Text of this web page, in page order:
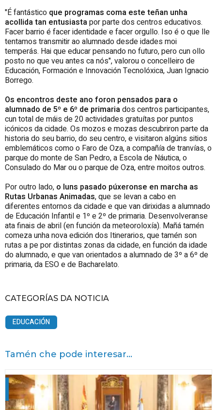
"É fantástico que programas coma este teñan unha
acollida tan entusiastapor parte dos centros educativos.
Facer barrio é facer identidade e facer orgullo. Iso é o que lle
tentamos transmitir ao alumnado desde idades moi
temperás. Hai que educar pensando no futuro, pero cun ollo
posto no que veu antes ca nós", valorou o concelleiro de
Educación, Formación e Innovación Tecnolóxica, Juan Ignacio
Borrego.
Os encontros deste ano foron pensados para o
alumnado de 5º e 6º de primariados centros participantes,
cun total de máis de 20 actividades gratuítas por puntos
icónicos da cidade. Os mozos e mozas descubriron parte da
historia do seu barrio, do seu centro, e visitaron algúns sitios
emblemáticos como o Faro de Oza, a compañía de tranvías, o
parque do monte de San Pedro, a Escola de Náutica, o
Consulado do Mar ou o parque de Oza, entre moitos outros.
Por outro lado, o luns pasado púxeronse en marcha as
Rutas Urbanas Animadas, que se levan a cabo en
diferentes entornos da cidade e que van dirixidas a alumnado
de Educación Infantil e 1º e 2º de primaria. Desenvolveranse
ata finais de abril (en función da meteoroloxía). Mañá tamén
comeza unha nova edición dos Itinerarios, que tamén son
rutas a pe por distintas zonas da cidade, en función da idade
do alumnado, e que van orientados a alumnado de 3º a 6º de
primaria, da ESO e de Bacharelato.
CATEGORÍAS DA NOTICIA
EDUCACIÓN
Tamén che pode interesar...